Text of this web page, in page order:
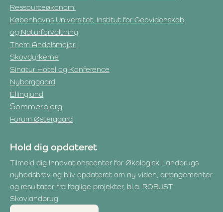
Ressourceøkonomi
Københavns Universitet, Institut for Geovidenskab
og Naturforvaltning
Them Andelsmejeri
Skovdyrkerne
Sinatur Hotel og Konference
Nyborggaard
Ellinglund
Sommerbjerg
Forum Østergaard
Hold dig opdateret
Tilmeld dig Innovationscenter for Økologisk Landbrugs
nyhedsbrev og bliv opdateret om ny viden, arrangementer
og resultater fra faglige projekter, bl.a. ROBUST
Skovlandbrug.